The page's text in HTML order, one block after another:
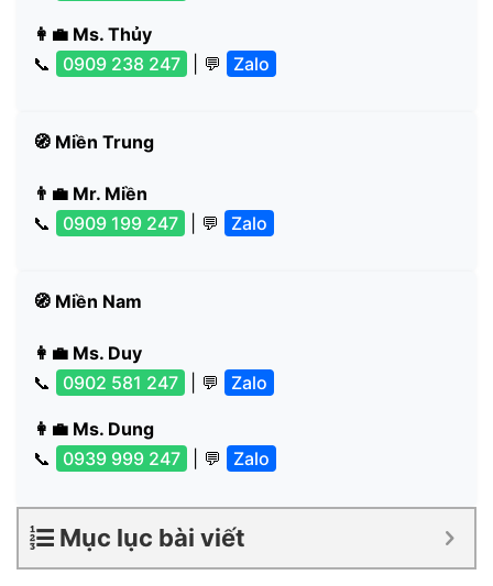
👩‍💼 Ms. Thủy
📞
0909 238 247 | 💬 Zalo
🧭 Miền Trung
👨‍💼 Mr. Miền
📞
0909 199 247 | 💬 Zalo
🧭 Miền Nam
👩‍💼 Ms. Duy
📞
0902 581 247 | 💬 Zalo
👩‍💼 Ms. Dung
📞
0939 999 247 | 💬 Zalo
Mục lục bài viết